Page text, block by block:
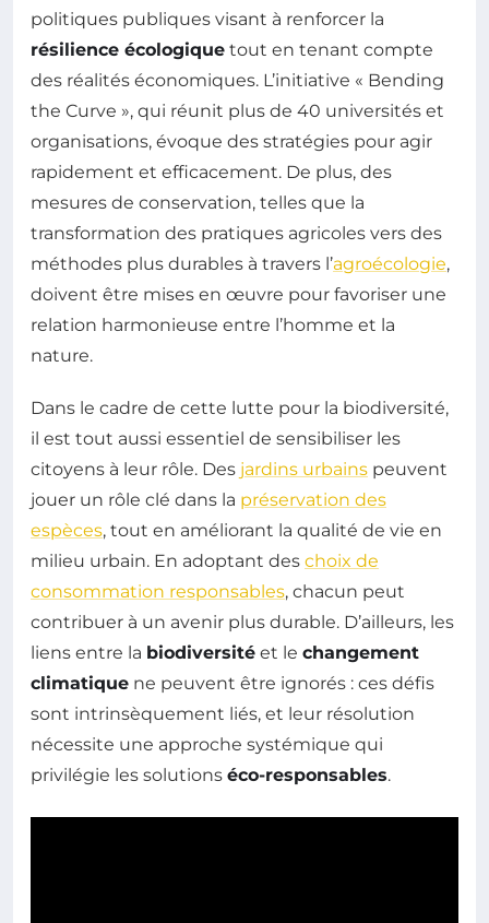
politiques publiques visant à renforcer la
résilience écologique tout en tenant compte
des réalités économiques. L’initiative « Bending
the Curve », qui réunit plus de 40 universités et
organisations, évoque des stratégies pour agir
rapidement et efficacement. De plus, des
mesures de conservation, telles que la
transformation des pratiques agricoles vers des
méthodes plus durables à travers l’agroécologie,
doivent être mises en œuvre pour favoriser une
relation harmonieuse entre l’homme et la
nature.
Dans le cadre de cette lutte pour la biodiversité,
il est tout aussi essentiel de sensibiliser les
citoyens à leur rôle. Des jardins urbains peuvent
jouer un rôle clé dans la préservation des
espèces, tout en améliorant la qualité de vie en
milieu urbain. En adoptant des choix de
consommation responsables, chacun peut
contribuer à un avenir plus durable. D’ailleurs, les
liens entre la biodiversité et le changement
climatique ne peuvent être ignorés : ces défis
sont intrinsèquement liés, et leur résolution
nécessite une approche systémique qui
privilégie les solutions éco-responsables.